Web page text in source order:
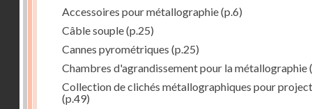
Accessoires pour métallographie(p.6)
Câble souple(p.25)
Cannes pyrométriques (p.25)
Chambres d'agrandissement pour la métallographie
Collection de clichés métallographiques pour
(p.49)